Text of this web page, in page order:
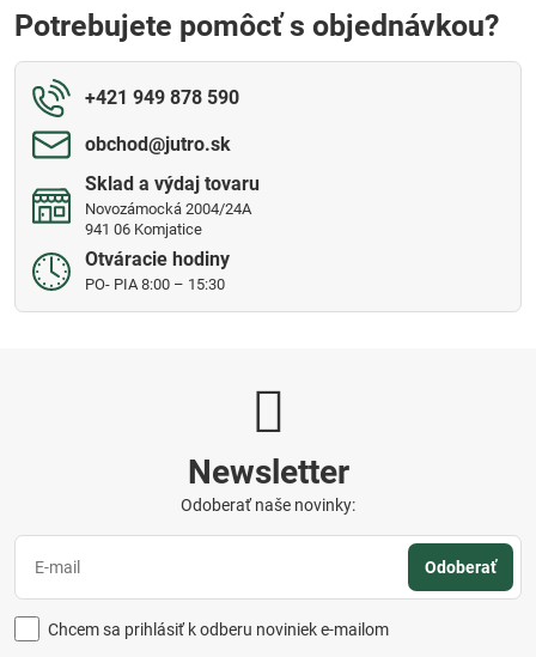
Potrebujete pomôcť s objednávkou?
+421 949 878 590
obchod​@jutro​.sk
Sklad a výdaj tovaru
Novozámocká 2004/24A
941 06 Komjatice
Otváracie hodiny
PO- PIA 8:00 – 15:30
Newsletter
Odoberať naše novinky:
Odoberať
Chcem sa prihlásiť k odberu noviniek e-mailom